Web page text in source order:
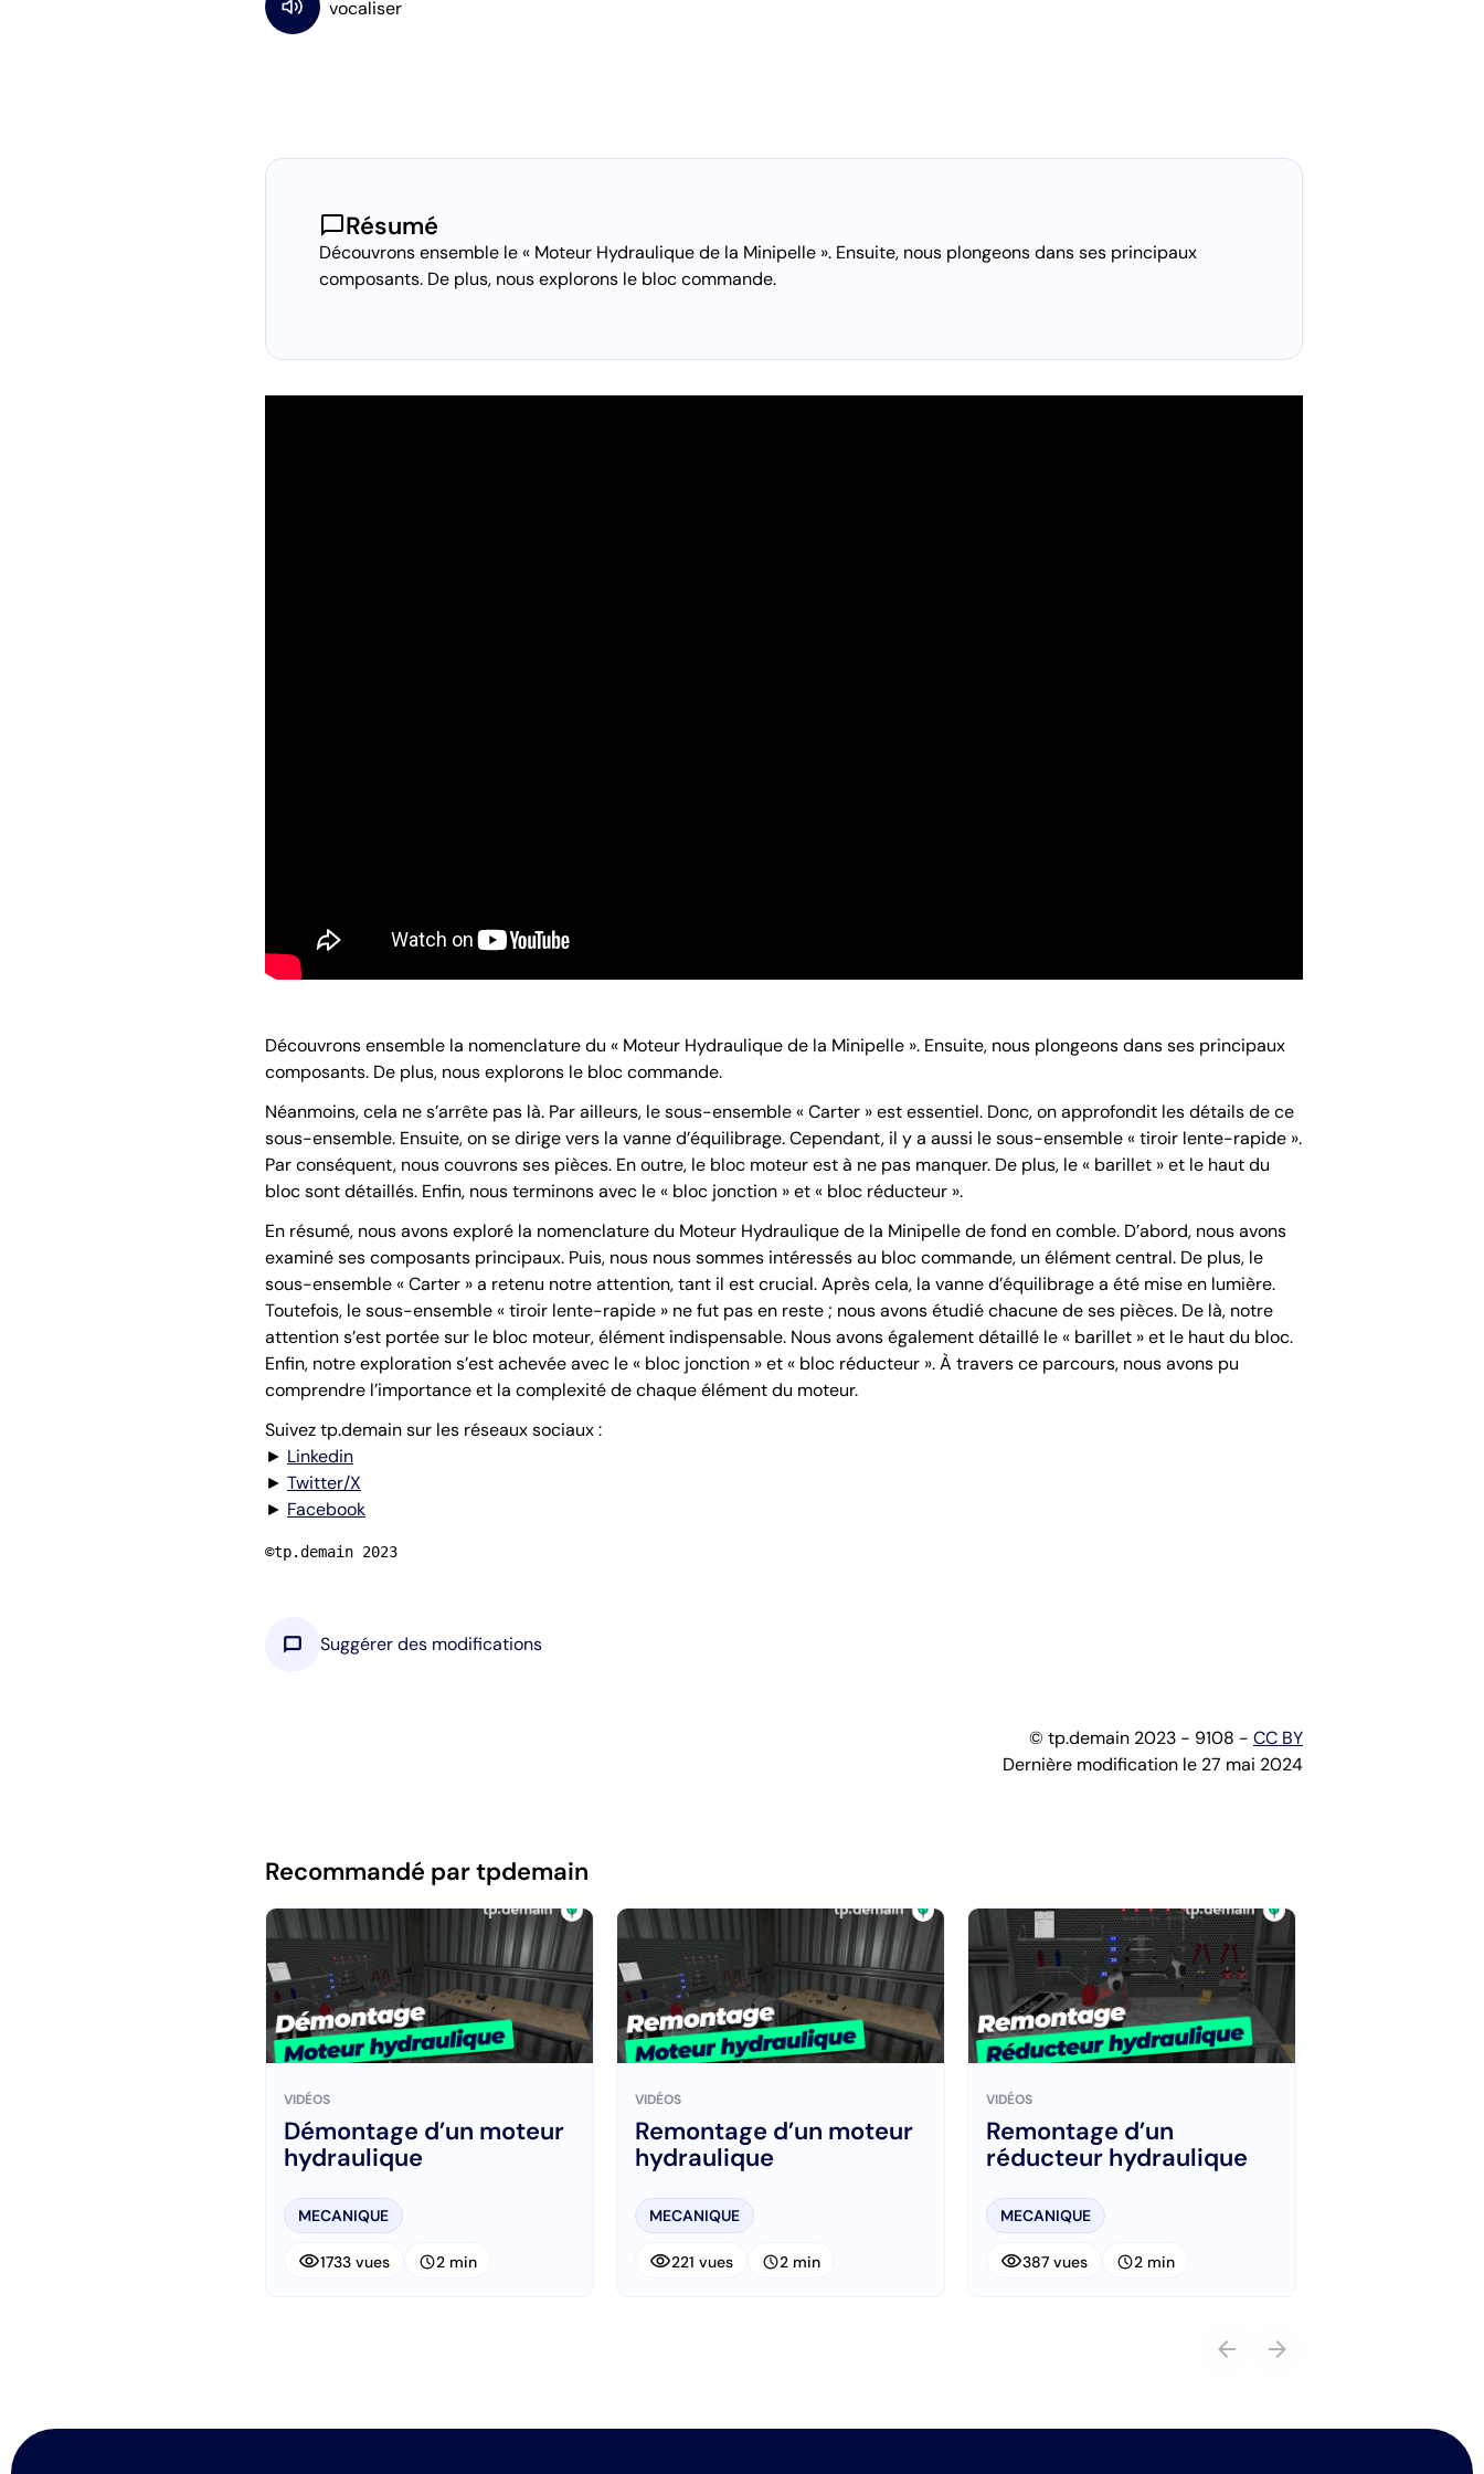
chat_bubbleRésumé
Découvrons ensemble le « Moteur Hydraulique de la Minipelle ». Ensuite, nous plongeons dans ses principaux
composants. De plus, nous explorons le bloc commande.
Découvrons ensemble la nomenclature du « Moteur Hydraulique de la Minipelle ». Ensuite, nous plongeons dans ses principaux
composants. De plus, nous explorons le bloc commande.
Néanmoins, cela ne s’arrête pas là. Par ailleurs, le sous-ensemble « Carter » est essentiel. Donc, on approfondit les détails de ce
sous-ensemble. Ensuite, on se dirige vers la vanne d’équilibrage. Cependant, il y a aussi le sous-ensemble « tiroir lente-rapide ».
Par conséquent, nous couvrons ses pièces. En outre, le bloc moteur est à ne pas manquer. De plus, le « barillet » et le haut du
bloc sont détaillés. Enfin, nous terminons avec le « bloc jonction » et « bloc réducteur ».
En résumé, nous avons exploré la nomenclature du Moteur Hydraulique de la Minipelle de fond en comble. D’abord, nous avons
examiné ses composants principaux. Puis, nous nous sommes intéressés au bloc commande, un élément central. De plus, le
sous-ensemble « Carter » a retenu notre attention, tant il est crucial. Après cela, la vanne d’équilibrage a été mise en lumière.
Toutefois, le sous-ensemble « tiroir lente-rapide » ne fut pas en reste ; nous avons étudié chacune de ses pièces. De là, notre
attention s’est portée sur le bloc moteur, élément indispensable. Nous avons également détaillé le « barillet » et le haut du bloc.
Enfin, notre exploration s’est achevée avec le « bloc jonction » et « bloc réducteur ». À travers ce parcours, nous avons pu
comprendre l’importance et la complexité de chaque élément du moteur.
Suivez tp.demain sur les réseaux sociaux :
► Linkedin
► Twitter/X
► Facebook
©tp.demain 2023
chat_bubble Suggérer des modifications
© tp.demain 2023 - 9108 - CC BY
Dernière modification le 27 mai 2024
Recommandé par tpdemain
VIDÉOS
Démontage d’un moteur
hydraulique
MECANIQUE
visibility1733 vues schedule2 min
VIDÉOS
Remontage d’un moteur
hydraulique
MECANIQUE
visibility221 vues schedule2 min
VIDÉOS
Remontage d’un
réducteur hydraulique
MECANIQUE
visibility387 vues schedule2 min
arrow_back arrow_forward